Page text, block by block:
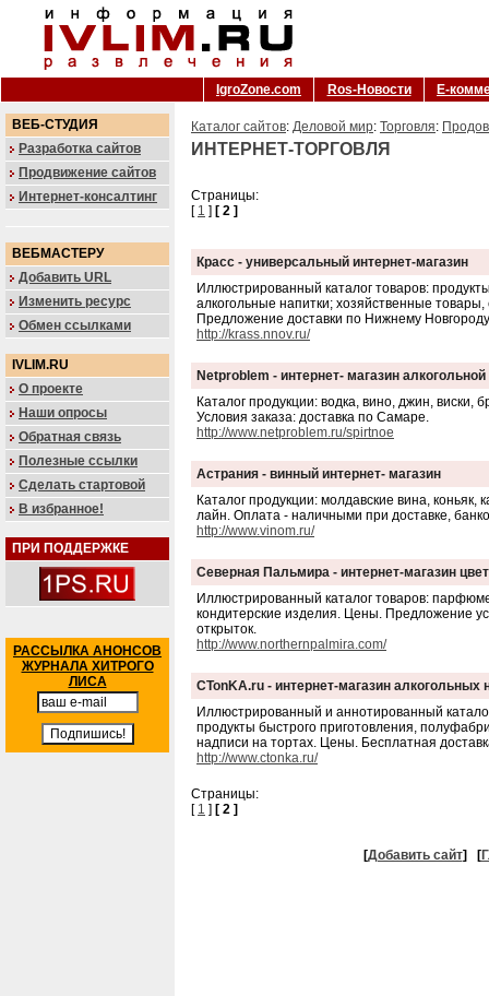
IgroZone.com Ros-Новости Е-
ВЕБ-СТУДИЯ
Разработка сайтов
Продвижение сайтов
Интернет-консалтинг
ВЕБМАСТЕРУ
Добавить URL
Изменить ресурс
Обмен ссылками
IVLIM.RU
О проекте
Наши опросы
Обратная связь
Полезные ссылки
Сделать стартовой
В избранное!
ПРИ ПОДДЕРЖКЕ
РАССЫЛКА АНОНСОВ
ЖУРНАЛА ХИТРОГО
ЛИСА
Каталог сайтов: Деловой мир: Торговля:
ИНТЕРНЕТ-ТОРГОВЛЯ
Страницы:
[ 1 ] [ 2 ]
Красс - универсальный интернет-магазин
Иллюстрированный каталог товаров:
алкогольные напитки; хозяйственные
Предложение доставки по Нижнему
http://krass.nnov.ru/
Netproblem - интернет- магазин
Каталог продукции: водка, вино, джин, виски,
Условия заказа: доставка по Самаре.
http://www.netproblem.ru/spirtnoe
Астрания - винный интернет- магазин
Каталог продукции: молдавские вина,
лайн. Оплата - наличными при доставке,
http://www.vinom.ru/
Северная Пальмира - интернет-магазин
Иллюстрированный каталог товаров:
кондитерские изделия. Цены. Предложение
открыток.
http://www.northernpalmira.com/
CTonKA.ru - интернет-магазин алкогольных
Иллюстрированный и аннотированный
продукты быстрого приготовления,
надписи на тортах. Цены. Бесплатная
http://www.ctonka.ru/
Страницы:
[ 1 ] [ 2 ]
[Добавить сайт] [